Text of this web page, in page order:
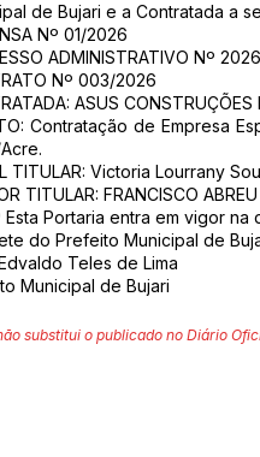
de Bujari e a Contratada a
Nº 01/2026
ADMINISTRATIVO Nº
Nº 003/2026
ASUS CONSTRUÇÕES
Contratação de Empresa
TITULAR: Victoria Lourrany
TITULAR: FRANCISCO
Esta Portaria entra em vigor na
do Prefeito Municipal de
Teles de Lima
Municipal de Bujari
substitui o publicado no Diário